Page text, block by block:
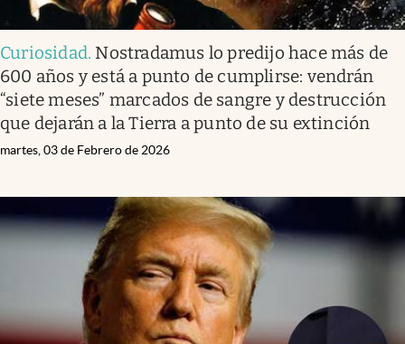
Curiosidad. Nostradamus lo predijo hace más de
600 años y está a punto de cumplirse: vendrán
“siete meses” marcados de sangre y destrucción
que dejarán a la Tierra a punto de su extinción
martes, 03 de Febrero de 2026